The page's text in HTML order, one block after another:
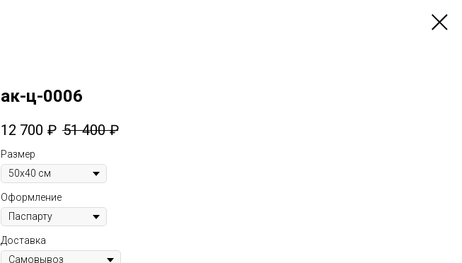
ак-ц-0006
12 700 ₽ 51 400 ₽
Размер
Оформление
Доставка